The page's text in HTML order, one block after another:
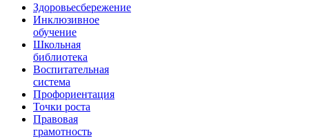
Здоровьесбережение
Инклюзивное
обучение
Школьная
библиотека
Воспитательная
система
Профориентация
Точки роста
Правовая
грамотность